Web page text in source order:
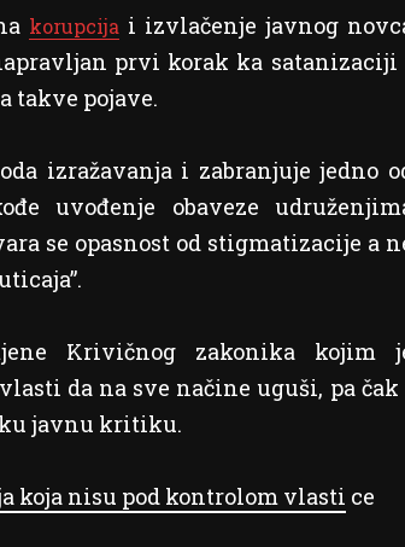
korupcijai izvlačenje javnog
prvi korak ka satanizaciji
takve pojave.
izražavanja i zabranjuje jedno
uvođenje obaveze
se opasnost od stigmatizacije a
Krivičnog zakonika kojim
da na sve načine uguši, pa čak
javnu kritiku.
koja nisu pod kontrolom vlasti се